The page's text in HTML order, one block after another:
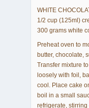
WHITE
1/2 cup (125ml)
300 grams white
Preheat oven to
butter, chocolate,
Transfer mixture
loosely with foil,
cool. Place cake
boil in a small
refrigerate,